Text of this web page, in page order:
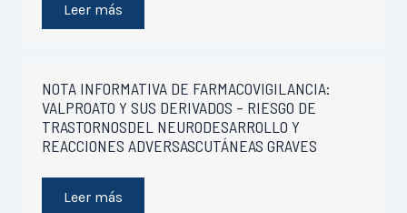
Leer más
NOTA INFORMATIVA DE FARMACOVIGILANCIA:
VALPROATO Y SUS DERIVADOS – RIESGO DE
TRASTORNOSDEL NEURODESARROLLO Y
REACCIONES ADVERSASCUTÁNEAS GRAVES
Leer más